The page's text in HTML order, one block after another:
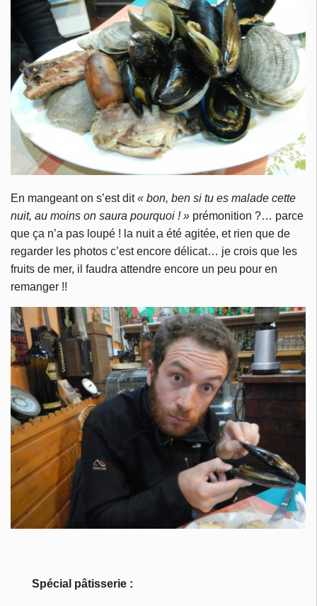
En mangeant on s’est dit« bon, ben si tu es malade cette
nuit, au moins on saura pourquoi ! » prémonition ?… parce
que ça n’a pas loupé ! la nuit a été agitée, et rien que de
regarder les photos c’est encore délicat… je crois que les
fruits de mer, il faudra attendre encore un peu pour en
remanger !!
Spécial pâtisserie :